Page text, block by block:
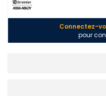
Connectez-
pour